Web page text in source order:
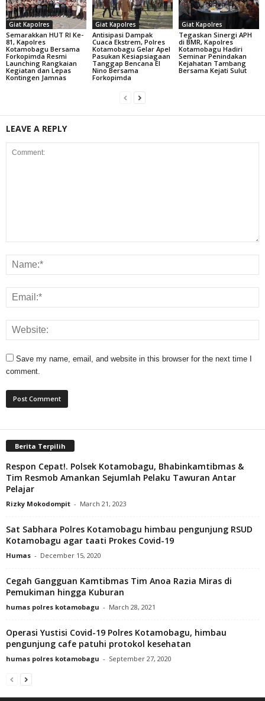
Giat Kapolres
Semarakkan HUT RI Ke-
81, Kapolres
Kotamobagu Bersama
Forkopimda Resmi
Launching Rangkaian
Kegiatan dan Lepas
Kontingen Jamnas
Giat Kapolres
Antisipasi Dampak
Cuaca Ekstrem, Polres
Kotamobagu Gelar Apel
Pasukan Kesiapsiagaan
Tanggap Bencana El
Nino Bersama
Forkopimda
Giat Kapolres
Tegaskan Sinergi APH
di BMR, Kapolres
Kotamobagu Hadiri
Seminar Penindakan
Kejahatan Tambang
Bersama Kejati Sulut
LEAVE A REPLY
Save my name, email, and website in this browser for the next time I
comment.
Berita Terpilih
Respon Cepat!. Polsek Kotamobagu, Bhabinkamtibmas &
Tim Resmob Amankan Sejumlah Pelaku Tawuran Antar
Pelajar
Rizky Mokodompit - March 21, 2023
Sat Sabhara Polres Kotamobagu himbau pengunjung RSUD
Kotamobagu agar taati Prokes Covid-19
Humas - December 15, 2020
Cegah Gangguan Kamtibmas Tim Anoa Razia Miras di
Pemukiman hingga Kuburan
humas polres kotamobagu - March 28, 2021
Operasi Yustisi Covid-19 Polres Kotamobagu, himbau
pengunjung cafe patuhi protokol kesehatan
humas polres kotamobagu - September 27, 2020